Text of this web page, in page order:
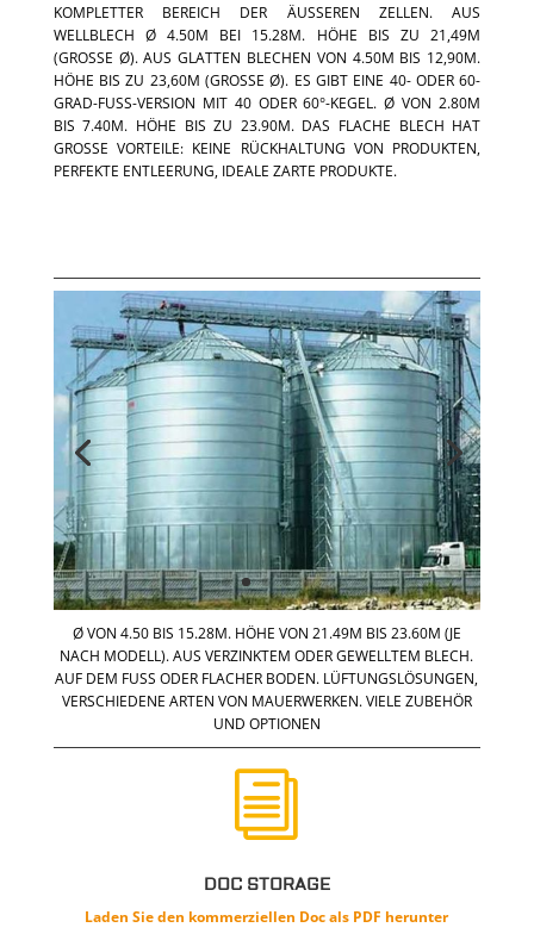
KOMPLETTER BEREICH DER ÄUSSEREN ZELLEN. AUS W
ELLBLECH Ø 4.50M BEI 15.28M. HÖHE BIS ZU 21,49M (
GROSSE Ø). AUS GLATTEN BLECHEN VON 4.50M BIS 12,90M. HÖ
HE BIS ZU 23,60M (GROSSE Ø). ES GIBT EINE 40- ODER 60-GRA
D-FUSS-VERSION MIT 40 ODER 60°-KEGEL. Ø VON 2.80M BIS
7.40M. HÖHE BIS ZU 23.90M. DAS FLACHE BLECH HAT GROSS
E VORTEILE: KEINE RÜCKHALTUNG VON PRODUKTEN, PERFE
KTE ENTLEERUNG, IDEALE ZARTE PRODUKTE.
Ø VON 4.50 BIS 15.28M. HÖHE VON 21.49M BIS 23.60M (JE
NACH MODELL).AUS VERZINKTEM ODER GEWELLTEM BLECH.
AUF DEM FUSS ODER FLACHER BODEN. LÜFTUNGSLÖSUNGEN,
VERSCHIEDENE ARTEN VON MAUERWERKEN.VIELE ZUBEHÖR
UND OPTIONEN
i
DOC STORAGE
Laden Sie den kommerziellen Doc als PDF herunter